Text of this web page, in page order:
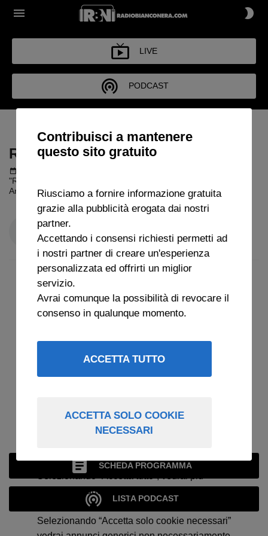
LIVE
PODCAST
RASSEGNA STRAMBA
RASSEGNA STRAMBA
"Rassegna Stramba" con Claudio Zuliani. Ospiti: Davide Torchia,
Antonio Paolino.
RASSEGNA STRAMBA
SCHEDA PROGRAMMA
LISTA PODCAST
Contribuisci a mantenere
questo sito gratuito
Riusciamo a fornire informazione gratuita
grazie alla pubblicità erogata dai nostri
partner.
Accettando i consensi richiesti permetti ad
i nostri partner di creare un'esperienza
personalizzata ed offrirti un miglior
servizio.
Avrai comunque la possibilità di revocare il
consenso in qualunque momento.
ACCETTA TUTTO
ACCETTA SOLO COOKIE
NECESSARI
Selezionando “Accetta tutto”, vedrai più
spesso annunci su argomenti che ti
interessano.
Selezionando “Accetta solo cookie necessari”